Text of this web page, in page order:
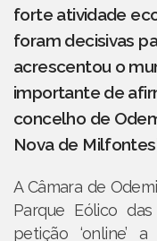
forte atividade
foram decisivas
acrescentou o
importante de
concelho de
Nova de
A Câmara de
Parque Eólico
petição ‘online’